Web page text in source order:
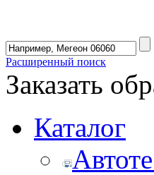
Расширенный поиск
Заказать
Каталог